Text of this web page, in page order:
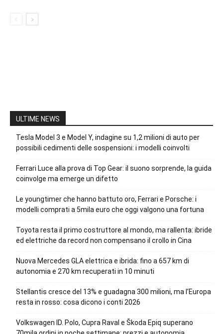
ULTIME NEWS
Tesla Model 3 e Model Y, indagine su 1,2 milioni di auto per
possibili cedimenti delle sospensioni: i modelli coinvolti
Ferrari Luce alla prova di Top Gear: il suono sorprende, la guida
coinvolge ma emerge un difetto
Le youngtimer che hanno battuto oro, Ferrari e Porsche: i
modelli comprati a 5mila euro che oggi valgono una fortuna
Toyota resta il primo costruttore al mondo, ma rallenta: ibride
ed elettriche da record non compensano il crollo in Cina
Nuova Mercedes GLA elettrica e ibrida: fino a 657 km di
autonomia e 270 km recuperati in 10 minuti
Stellantis cresce del 13% e guadagna 300 milioni, ma l’Europa
resta in rosso: cosa dicono i conti 2026
Volkswagen ID. Polo, Cupra Raval e Škoda Epiq superano